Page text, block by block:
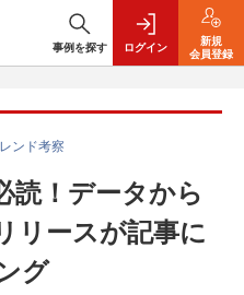
事例を探す ログイン
新規
会員登録
ンド考察
読！データから
リースが記事に
グ